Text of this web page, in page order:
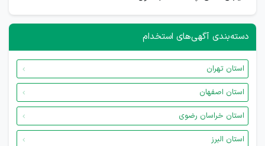
دسته‌بندی آگهی‌های استخدام
استان تهران
استان اصفهان
استان خراسان رضوی
استان البرز